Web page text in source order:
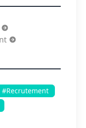
#Recrutement